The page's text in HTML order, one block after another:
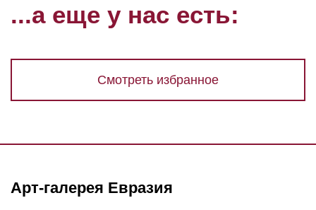
...а еще у нас есть:
Смотреть избранное
Арт-галерея Евразия